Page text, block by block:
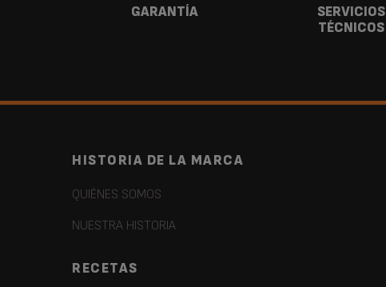
GARANTÍA
SERVICIOS
TÉCNICOS
HISTORIA DE LA MARCA
QUIÉNES SOMOS
NUESTRA HISTORIA
RECETAS